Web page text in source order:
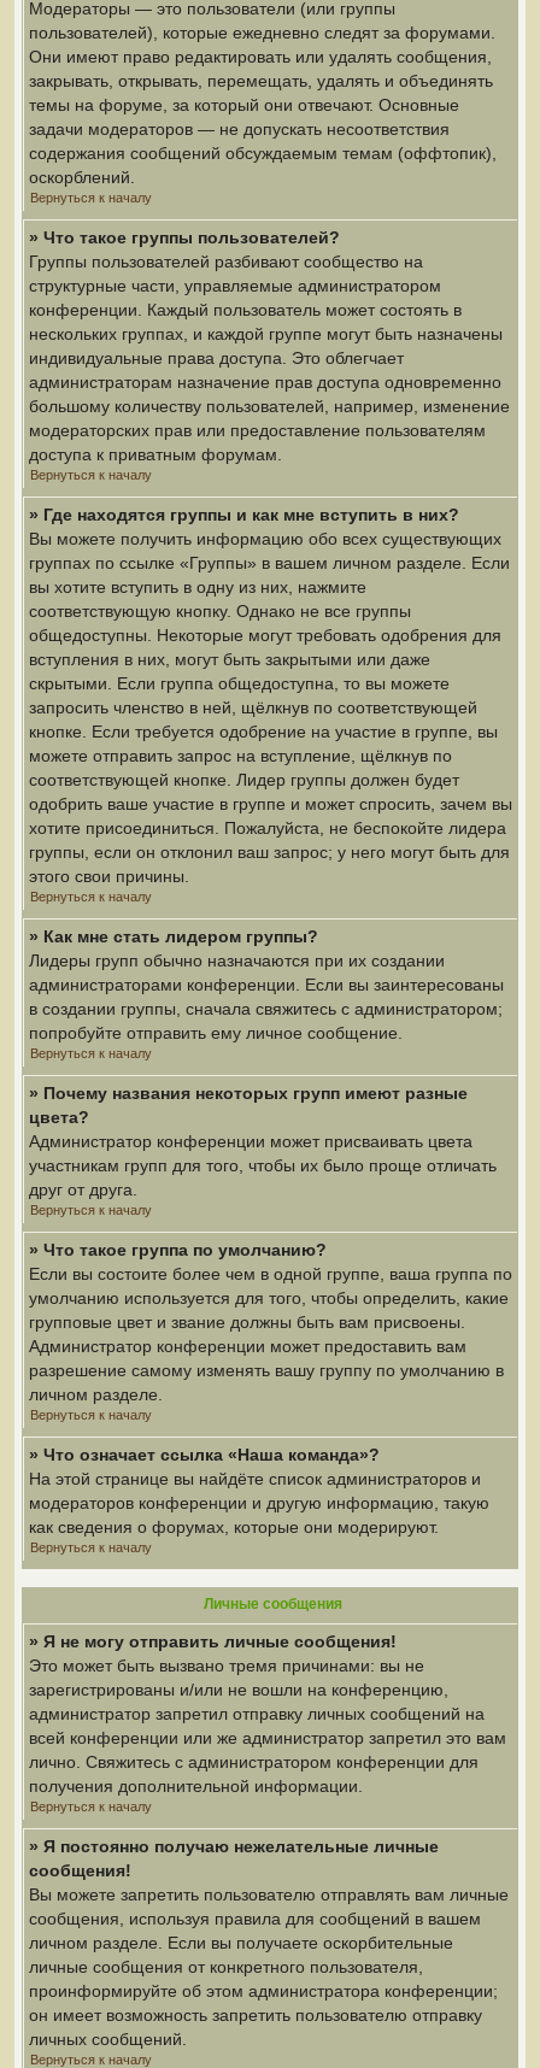
Модераторы — это пользователи (или группы
пользователей), которые ежедневно следят за форумами.
Они имеют право редактировать или удалять сообщения,
закрывать, открывать, перемещать, удалять и объединять
темы на форуме, за который они отвечают. Основные
задачи модераторов — не допускать несоответствия
содержания сообщений обсуждаемым темам (оффтопик),
оскорблений.
Вернуться к началу
» Что такое группы пользователей?
Группы пользователей разбивают сообщество на
структурные части, управляемые администратором
конференции. Каждый пользователь может состоять в
нескольких группах, и каждой группе могут быть назначены
индивидуальные права доступа. Это облегчает
администраторам назначение прав доступа одновременно
большому количеству пользователей, например, изменение
модераторских прав или предоставление пользователям
доступа к приватным форумам.
Вернуться к началу
» Где находятся группы и как мне вступить в них?
Вы можете получить информацию обо всех существующих
группах по ссылке «Группы» в вашем личном разделе. Если
вы хотите вступить в одну из них, нажмите
соответствующую кнопку. Однако не все группы
общедоступны. Некоторые могут требовать одобрения для
вступления в них, могут быть закрытыми или даже
скрытыми. Если группа общедоступна, то вы можете
запросить членство в ней, щёлкнув по соответствующей
кнопке. Если требуется одобрение на участие в группе, вы
можете отправить запрос на вступление, щёлкнув по
соответствующей кнопке. Лидер группы должен будет
одобрить ваше участие в группе и может спросить, зачем вы
хотите присоединиться. Пожалуйста, не беспокойте лидера
группы, если он отклонил ваш запрос; у него могут быть для
этого свои причины.
Вернуться к началу
» Как мне стать лидером группы?
Лидеры групп обычно назначаются при их создании
администраторами конференции. Если вы заинтересованы
в создании группы, сначала свяжитесь с администратором;
попробуйте отправить ему личное сообщение.
Вернуться к началу
» Почему названия некоторых групп имеют разные
цвета?
Администратор конференции может присваивать цвета
участникам групп для того, чтобы их было проще отличать
друг от друга.
Вернуться к началу
» Что такое группа по умолчанию?
Если вы состоите более чем в одной группе, ваша группа по
умолчанию используется для того, чтобы определить, какие
групповые цвет и звание должны быть вам присвоены.
Администратор конференции может предоставить вам
разрешение самому изменять вашу группу по умолчанию в
личном разделе.
Вернуться к началу
» Что означает ссылка «Наша команда»?
На этой странице вы найдёте список администраторов и
модераторов конференции и другую информацию, такую
как сведения о форумах, которые они модерируют.
Вернуться к началу
Личные сообщения
» Я не могу отправить личные сообщения!
Это может быть вызвано тремя причинами: вы не
зарегистрированы и/или не вошли на конференцию,
администратор запретил отправку личных сообщений на
всей конференции или же администратор запретил это вам
лично. Свяжитесь с администратором конференции для
получения дополнительной информации.
Вернуться к началу
» Я постоянно получаю нежелательные личные
сообщения!
Вы можете запретить пользователю отправлять вам личные
сообщения, используя правила для сообщений в вашем
личном разделе. Если вы получаете оскорбительные
личные сообщения от конкретного пользователя,
проинформируйте об этом администратора конференции;
он имеет возможность запретить пользователю отправку
личных сообщений.
Вернуться к началу